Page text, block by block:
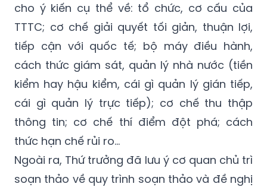
cho ý kiến cụ thể về: tổ chức, cơ cấu của
TTTC; cơ chế giải quyết tối giản, thuận lợi,
tiếp cận với quốc tế; bộ máy điều hành,
cách thức giám sát, quản lý nhà nước (tiền
kiểm hay hậu kiểm, cái gì quản lý gián tiếp,
cái gì quản lý trực tiếp); cơ chế thu thập
thông tin; cơ chế thí điểm đột phá; cách
thức hạn chế rủi ro…
Ngoài ra, Thứ trưởng đã lưu ý cơ quan chủ trì
soạn thảo về quy trình soạn thảo và đề nghị